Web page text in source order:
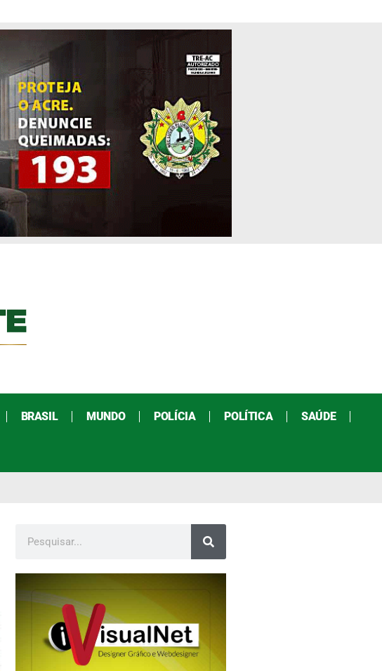
BRASIL MUNDO POLÍCIA POLÍTICA SAÚDE